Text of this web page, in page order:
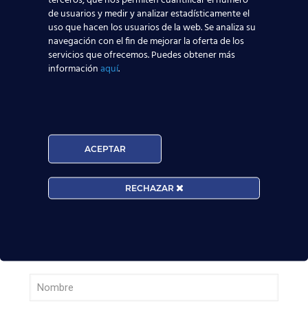
Leer más
Madrid-Barajas supera los 6 millones de
pasajeros junio: qué significa para quienes
quieren ser TCP
¡Últimas plazas! Nuevo Curso TCP en Madrid
de usuarios y medir y analizar estadísticamente el
uso que hacen los usuarios de la web. Se analiza su
navegación con el fin de mejorar la oferta de los
servicios que ofrecemos. Puedes obtener más
informaciónaquí.
ACEPTAR
RECHAZAR